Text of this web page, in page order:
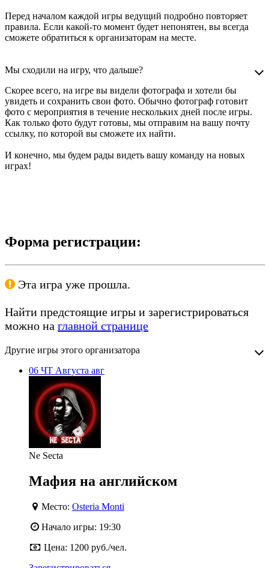
Перед началом каждой игры ведущий подробно повторяет
правила. Если какой-то момент будет непонятен, вы всегда
сможете обратиться к организаторам на месте.
Мы сходили на игру, что дальше?
Скорее всего, на игре вы видели фотографа и хотели бы
увидеть и сохранить свои фото. Обычно фотограф готовит
фото с мероприятия в течение нескольких дней после игры.
Как только фото будут готовы, мы отправим на вашу почту
ссылку, по которой вы сможете их найти.
И конечно, мы будем рады видеть вашу команду на новых
играх!
Форма регистрации:
Эта игра уже прошла.
Найти предстоящие игры и зарегистрироваться
можно на главной странице
Другие игры этого организатора
06 ЧТ Августа авг
Ne Secta
Мафия на английском
Место: Osteria Monti
Начало игры: 19:30
Цена: 1200 руб./чел.